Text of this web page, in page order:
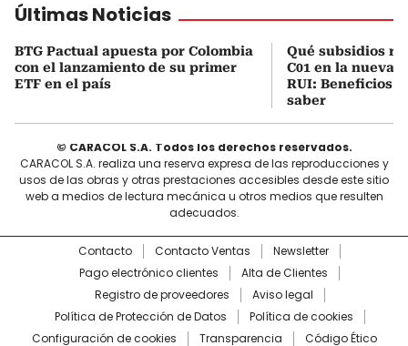
Últimas Noticias
BTG Pactual apuesta por Colombia
con el lanzamiento de su primer
ETF en el país
Qué subsidios
C01 en la nueva
RUI: Beneficios
saber
© CARACOL S.A. Todos los derechos reservados.
CARACOL S.A. realiza una reserva expresa de las reproducciones y
usos de las obras y otras prestaciones accesibles desde este sitio
web a medios de lectura mecánica u otros medios que resulten
adecuados.
Contacto Contacto Ventas
Newsletter
Pago electrónico clientes
Alta de Clientes
Registro de proveedores
Aviso legal
Política de Protección de Datos
Política de cookies
Configuración de cookies
Transparencia Código Ético